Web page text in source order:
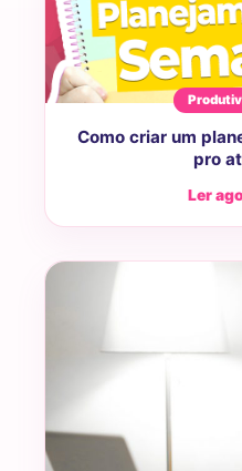
Como criar um
pro
Ler